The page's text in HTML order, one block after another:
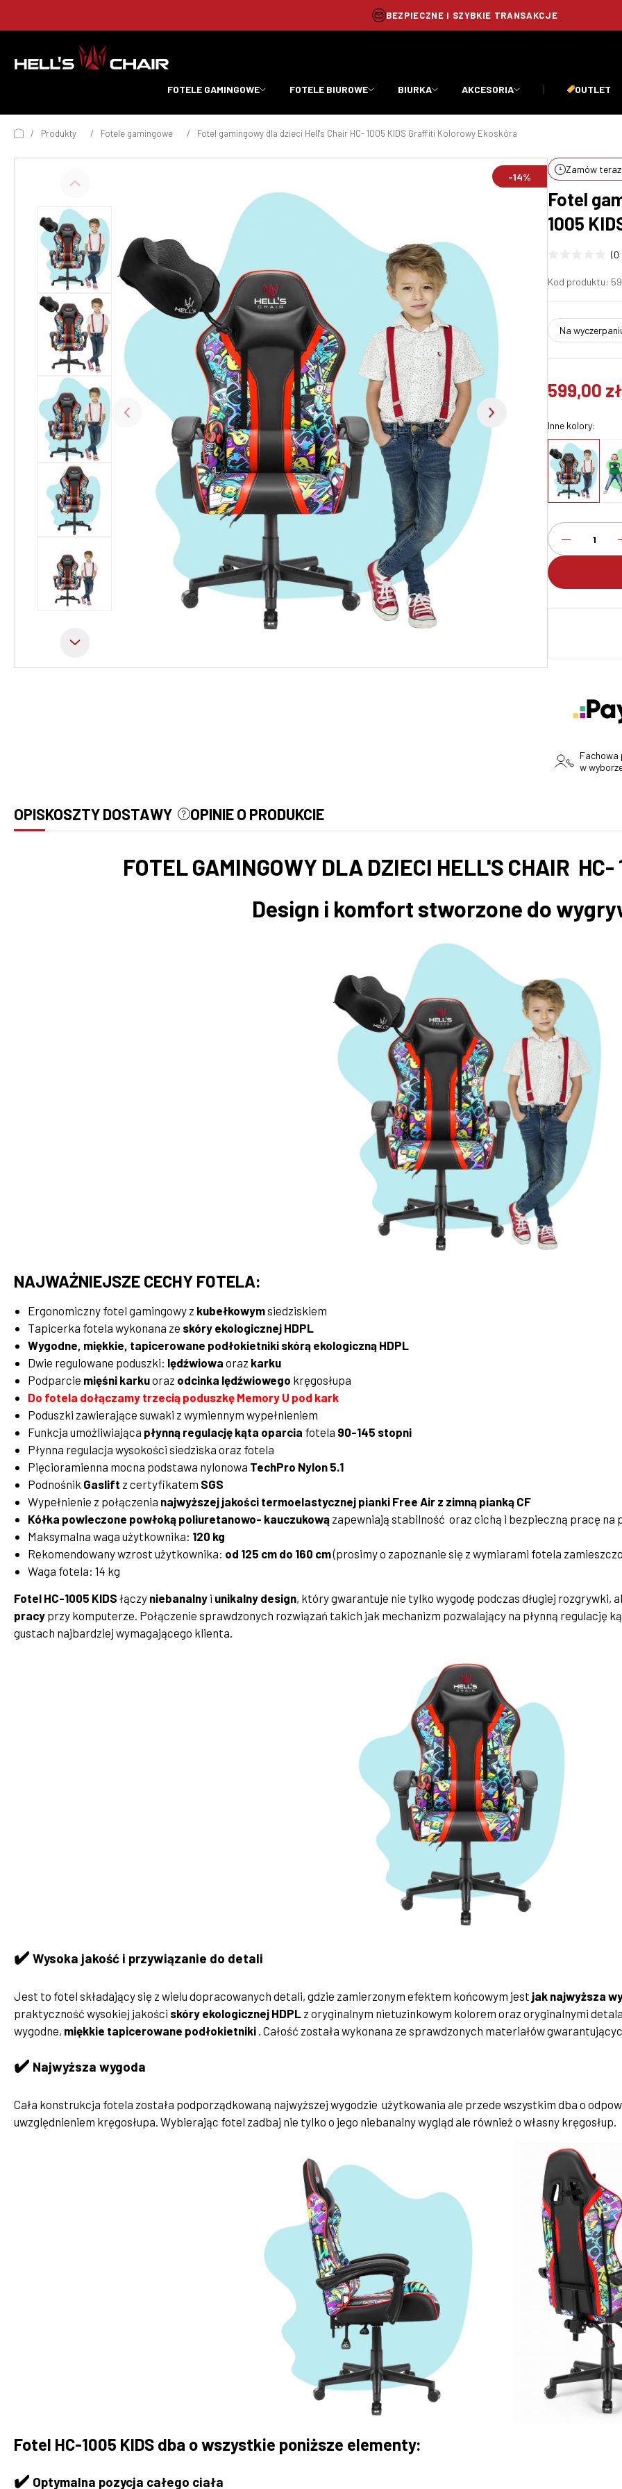
BEZPIECZNE I SZYBKIE TRANSAKCJE
FOTELE GAMINGOWE FOTELE BIUROWE BIURKA AKCESORIA OUTLET
/ Produkty / Fotele gamingowe / Fotel gamingowy dla dzieci Hell's Chair HC- 1005 KIDS Graffiti Kolorowy Ekoskóra
-14%
Zamów
Fotel
1005
(0
Kod produktu:
na
599,00 zł
Inne kolory:
Fachowa
w
OPISKOSZTY DOSTAWY
KOSZTÓW PŁATNOŚCI
OPINIE O PRODUKCIE
FOTEL GAMINGOWY DLA DZIECI HELL'S CHAIR
Design i komfort stworzone do
NAJWAŻNIEJSZE CECHY FOTELA:
Ergonomiczny fotel gamingowy z kubełkowymsiedziskiem
Tapicerka fotela wykonana ze skóry ekologicznej HDPL
Wygodne, miękkie, tapicerowane podłokietniki skórą ekologiczną HDPL
Dwie regulowane poduszki: lędźwiowa oraz karku
Podparcie mięśni karkuoraz odcinka lędźwiowego kręgosłupa
Do fotela dołączamy trzecią poduszkę Memory U pod kark
Poduszki zawierające suwaki z wymiennym wypełnieniem
Funkcja umożliwiająca płynną regulację kąta oparcia fotela 90-145 stopni
Płynna regulacja wysokości siedziska oraz fotela
Pięcioramienna mocna podstawa nylonowa TechPro Nylon 5.1
Podnośnik Gaslift z certyfikatem SGS
Wypełnienie z połączenia najwyższej jakości termoelastycznej pianki Free Air z zimną pianką CF
Kółka powleczone powłoką poliuretanowo- kauczukową zapewniają stabilność oraz cichą i bezpieczną pracę na
Maksymalna waga użytkownika: 120 kg
Rekomendowany wzrost użytkownika: od 125 cm do 160 cm(prosimy o zapoznanie się z wymiarami fotela
Waga fotela: 14 kg
Fotel HC-1005 KIDS łączy niebanalny i unikalny design, który gwarantuje nie tylko wygodę podczas długiej rozgrywki,
pracy przy komputerze. Połączenie sprawdzonych rozwiązań takich jak mechanizm pozwalający na płynną regulację
gustach najbardziej wymagającego klienta.
✔️ Wysoka jakość i przywiązanie do detali
Jest to fotel składający się z wielu dopracowanych detali, gdzie zamierzonym efektem końcowym jest jak najwyższa
praktyczność wysokiej jakości skóry ekologicznej HDPL z oryginalnym nietuzinkowym kolorem oraz oryginalnymi
wygodne, miękkie tapicerowane podłokietniki . Całość została wykonana ze sprawdzonych materiałów
✔️ Najwyższa wygoda
Cała konstrukcja fotela została podporządkowaną najwyższej wygodzie użytkowania ale przede wszystkim dba o
uwzględnieniem kręgosłupa. Wybierając fotel zadbaj nie tylko o jego niebanalny wygląd ale również o własny kręgosłup.
Fotel HC-1005 KIDS dba o wszystkie poniższe elementy:
✔️ Optymalna pozycja całego ciała